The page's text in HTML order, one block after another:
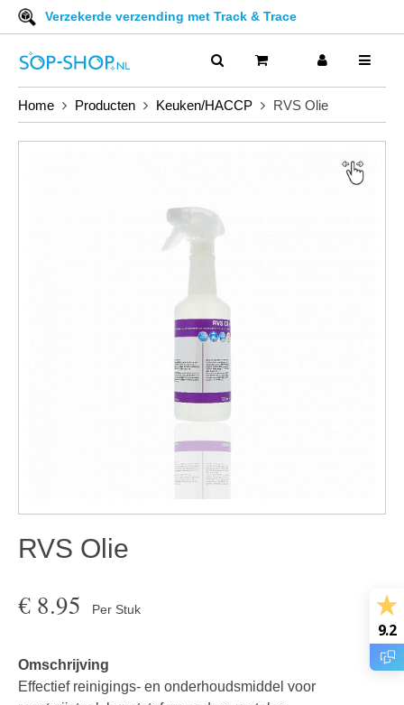
Verzekerde verzending met Track & Trace
Home Producten Keuken/HACCP RVS Olie
RVS Olie
€ 8.95 Per Stuk
Omschrijving
Effectief reinigings- en onderhoudsmiddel voor
9.2